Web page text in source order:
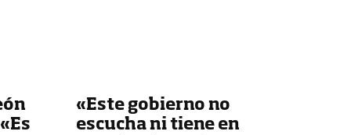
«Este gobierno no
escucha ni tiene en